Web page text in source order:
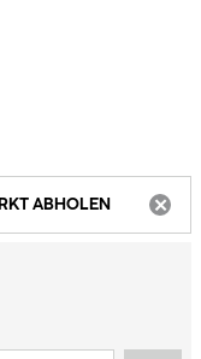
ABHOLEN